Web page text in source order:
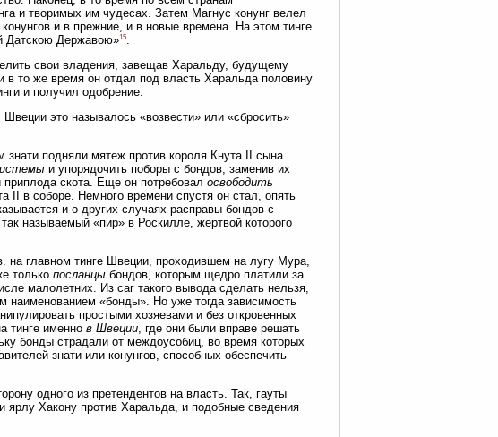
и творимых им чудесах. Затем Магнус конунг велел
и в прежние, и в новые времена. На этом тинге
Датскою Державою»15
свои владения, завещав Харальду, будущему
то же время он отдал под власть Харальда половину
и получил одобрение.
Швеции это называлось «возвести» или «сбросить»
подняли мятеж против короля Кнута II сына
и упорядочить поборы с бондов, заменив их
скота. Еще он потребовал освободить
II в соборе. Немного времени спустя он стал, опять
и о других случаях расправы бондов с
называемый «пир» в Роскилле, жертвой которого
главном тинге Швеции, проходившем на лугу Мура,
только посланцы бондов, которым щедро платили за
малолетних. Из саг такого вывода сделать нельзя,
«бонды». Но уже тогда зависимость
простыми хозяевами и без откровенных
тинге именно в Швеции , где они были вправе решать
бонды страдали от междоусобиц, во время которых
знати или конунгов, способных обеспечить
одного из претендентов на власть. Так, гауты
Хакону против Харальда, и подобные сведения